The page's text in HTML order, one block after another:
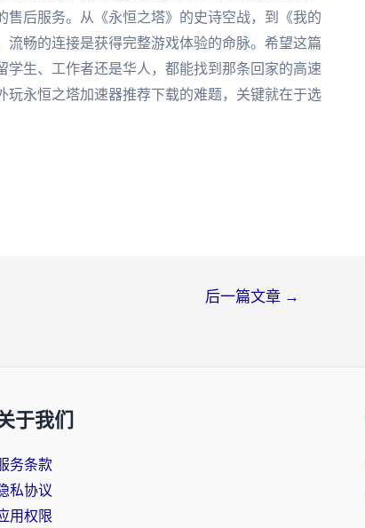
后服务。从《永恒之塔》的史诗空战，到《我的
畅的连接是获得完整游戏体验的命脉。希望这篇
生、工作者还是华人，都能找到那条回家的高速
永恒之塔加速器推荐下载的难题，关键就在于选
后一篇文章 →
于我们
务条款
私协议
用权限